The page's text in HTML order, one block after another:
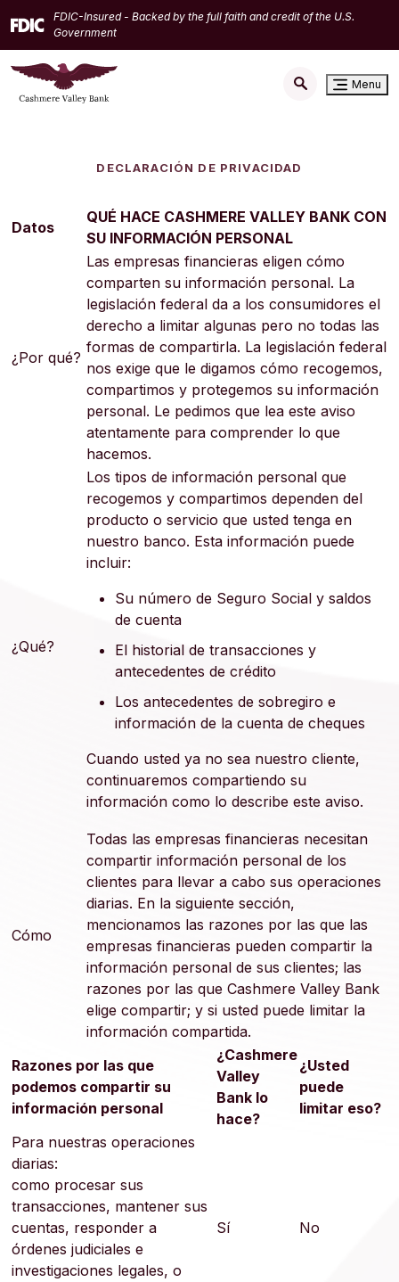
Skip
to
main
content
Download
Acrobat
Reader
5.0
FDIC-Insured - Backed by the full faith and credit of the U.S.
Government
Menu
DECLARACIÓN DE PRIVACIDAD
Datos
QUÉ HACE CASHMERE VALLEY BANK CON
SU INFORMACIÓN PERSONAL
¿Por qué?
Las empresas financieras eligen cómo
comparten su información personal. La
legislación federal da a los consumidores el
derecho a limitar algunas pero no todas las
formas de compartirla. La legislación federal
nos exige que le digamos cómo recogemos,
compartimos y protegemos su información
personal. Le pedimos que lea este aviso
atentamente para comprender lo que
hacemos.
¿Qué?
Los tipos de información personal que
recogemos y compartimos dependen del
producto o servicio que usted tenga en
nuestro banco. Esta información puede
incluir:
Su número de Seguro Social y saldos
de cuenta
El historial de transacciones y
antecedentes de crédito
Los antecedentes de sobregiro e
información de la cuenta de cheques
Cuando usted ya no sea nuestro cliente,
continuaremos compartiendo su
información como lo describe este aviso.
Cómo
Todas las empresas financieras necesitan
compartir información personal de los
clientes para llevar a cabo sus operaciones
diarias. En la siguiente sección,
mencionamos las razones por las que las
empresas financieras pueden compartir la
información personal de sus clientes; las
razones por las que Cashmere Valley Bank
elige compartir; y si usted puede limitar la
información compartida.
Razones por las que
podemos compartir su
información personal
¿Cashmere
Valley
Bank lo
hace?
¿Usted
puede
limitar eso?
Para nuestras operaciones
diarias:
como procesar sus
transacciones, mantener sus
cuentas, responder a
órdenes judiciales e
investigaciones legales, o
Sí No